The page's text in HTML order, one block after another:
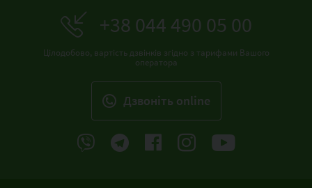
+38 044 490 05 00
Цілодобово, вартість дзвінків згідно з тарифами Вашого
оператора
Дзвонiть online